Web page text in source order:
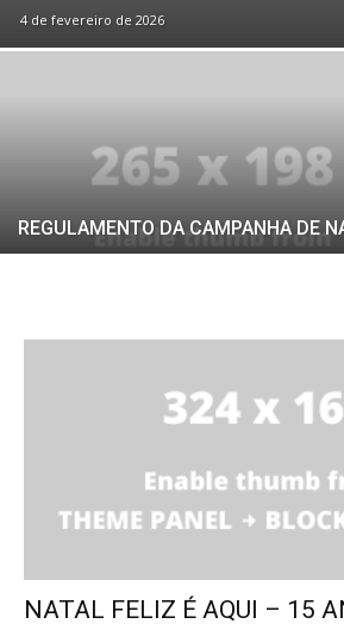
4 de fevereiro de 2026
REGULAMENTO DA CAMPANHA DE
NATAL FELIZ É AQUI – 15